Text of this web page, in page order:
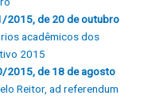
2015, de 20 de outubro
acadêmicos dos
2015
2015, de 18 de agosto
Reitor, ad referendum